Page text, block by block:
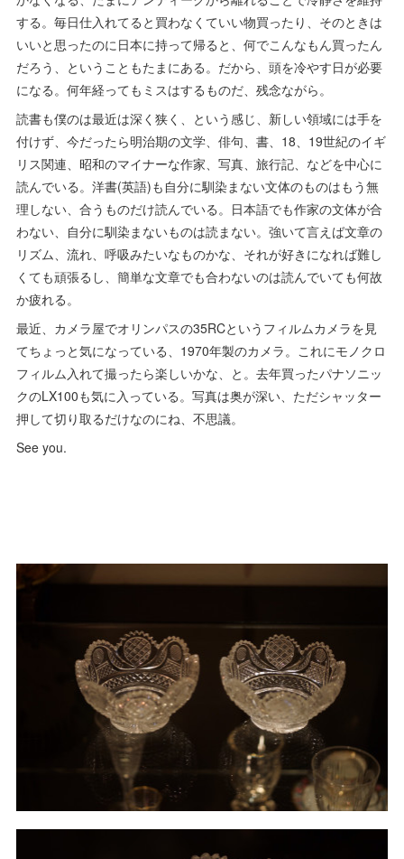
する。毎日仕入れてると買わなくていい物買ったり、そのときは
いいと思ったのに日本に持って帰ると、何でこんなもん買ったん
だろう、ということもたまにある。だから、頭を冷やす日が必要
になる。何年経ってもミスはするものだ、残念ながら。
読書も僕のは最近は深く狭く、という感じ、新しい領域には手を
付けず、今だったら明治期の文学、俳句、書、18、19世紀のイギ
リス関連、昭和のマイナーな作家、写真、旅行記、などを中心に
読んでいる。洋書(英語)も自分に馴染まない文体のものはもう無
理しない、合うものだけ読んでいる。日本語でも作家の文体が合
わない、自分に馴染まないものは読まない。強いて言えば文章の
リズム、流れ、呼吸みたいなものかな、それが好きになれば難し
くても頑張るし、簡単な文章でも合わないのは読んでいても何故
か疲れる。
最近、カメラ屋でオリンパスの35RCというフィルムカメラを見
てちょっと気になっている、1970年製のカメラ。これにモノクロ
フィルム入れて撮ったら楽しいかな、と。去年買ったパナソニッ
クのLX100も気に入っている。写真は奥が深い、ただシャッター
押して切り取るだけなのにね、不思議。
See you.